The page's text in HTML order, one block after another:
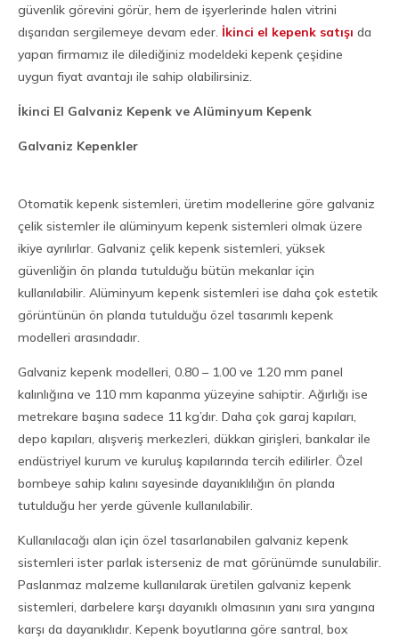
güvenlik görevini görür, hem de işyerlerinde halen vitrini
dışarıdan sergilemeye devam eder. İkinci el kepenk satışı da
yapan firmamız ile dilediğiniz modeldeki kepenk çeşidine
uygun fiyat avantajı ile sahip olabilirsiniz.
İkinci El Galvaniz Kepenk ve Alüminyum Kepenk
Galvaniz Kepenkler
Otomatik kepenk sistemleri, üretim modellerine göre galvaniz
çelik sistemler ile alüminyum kepenk sistemleri olmak üzere
ikiye ayrılırlar. Galvaniz çelik kepenk sistemleri, yüksek
güvenliğin ön planda tutulduğu bütün mekanlar için
kullanılabilir. Alüminyum kepenk sistemleri ise daha çok estetik
görüntünün ön planda tutulduğu özel tasarımlı kepenk
modelleri arasındadır.
Galvaniz kepenk modelleri, 0.80 – 1.00 ve 1.20 mm panel
kalınlığına ve 110 mm kapanma yüzeyine sahiptir. Ağırlığı ise
metrekare başına sadece 11 kg’dır. Daha çok garaj kapıları,
depo kapıları, alışveriş merkezleri, dükkan girişleri, bankalar ile
endüstriyel kurum ve kuruluş kapılarında tercih edilirler. Özel
bombeye sahip kalını sayesinde dayanıklılığın ön planda
tutulduğu her yerde güvenle kullanılabilir.
Kullanılacağı alan için özel tasarlanabilen galvaniz kepenk
sistemleri ister parlak isterseniz de mat görünümde sunulabilir.
Paslanmaz malzeme kullanılarak üretilen galvaniz kepenk
sistemleri, darbelere karşı dayanıklı olmasının yanı sıra yangına
karşı da dayanıklıdır. Kepenk boyutlarına göre santral, box